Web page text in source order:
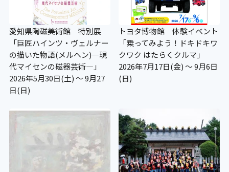
愛知県陶磁美術館 特別展
「巨匠ハインツ・ヴェルナー
の描いた物語(メルヘン)―現
代マイセンの磁器芸術―」
2026年5月30日(土) ～ 9月27
日(日)
トヨタ博物館 体験イベント
「乗ってみよう！ドキドキワ
クワク はたらくクルマ」
2026年7月17日(金) ～ 9月6日
(日)